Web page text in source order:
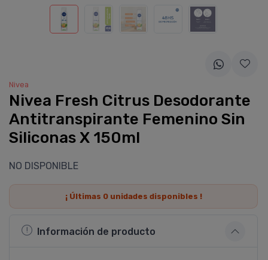
Nivea
Nivea Fresh Citrus Desodorante
Antitranspirante Femenino Sin
Siliconas X 150ml
NO DISPONIBLE
¡ Últimas 0unidades disponibles !
Información de producto